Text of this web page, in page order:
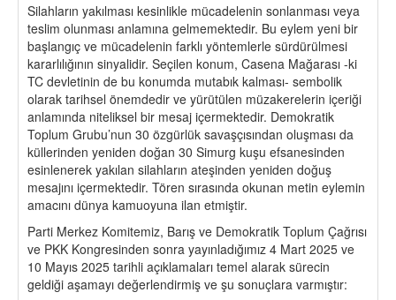
Silahların yakılması kesinlikle mücadelenin sonlanması veya
teslim olunması anlamına gelmemektedir. Bu eylem yeni bir
başlangıç ve mücadelenin farklı yöntemlerle sürdürülmesi
kararlılığının sinyalidir. Seçilen konum, Casena Mağarası -ki
TC devletinin de bu konumda mutabık kalması- sembolik
olarak tarihsel önemdedir ve yürütülen müzakerelerin içeriği
anlamında niteliksel bir mesaj içermektedir. Demokratik
Toplum Grubu’nun 30 özgürlük savaşçısından oluşması da
küllerinden yeniden doğan 30 Simurg kuşu efsanesinden
esinlenerek yakılan silahların ateşinden yeniden doğuş
mesajını içermektedir. Tören sırasında okunan metin eylemin
amacını dünya kamuoyuna ilan etmiştir.
Parti Merkez Komitemiz, Barış ve Demokratik Toplum Çağrısı
ve PKK Kongresinden sonra yayınladığımız 4 Mart 2025 ve
10 Mayıs 2025 tarihli açıklamaları temel alarak sürecin
geldiği aşamayı değerlendirmiş ve şu sonuçlara varmıştır: